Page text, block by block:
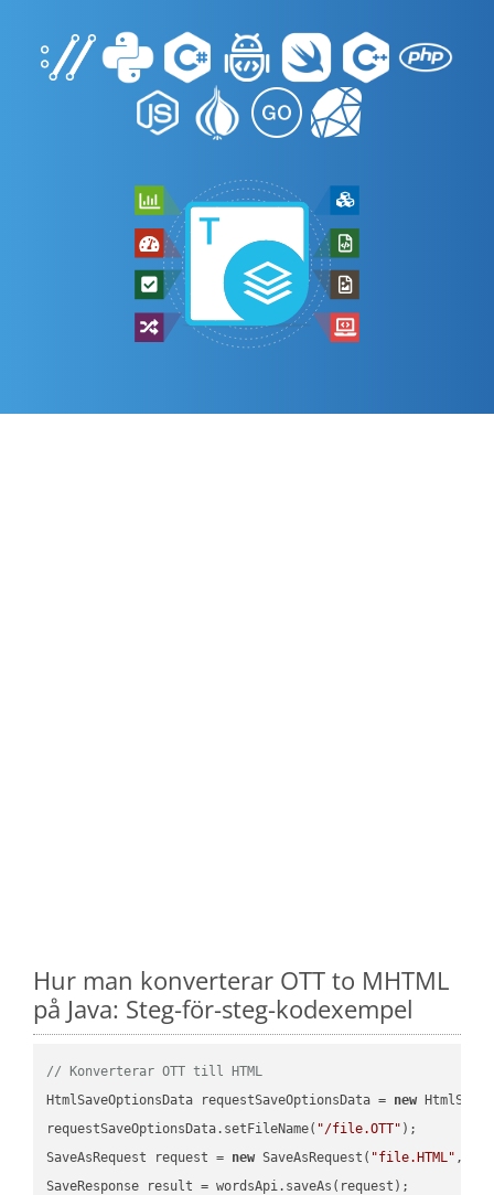
Hur man konverterar OTT to MHTML
på Java: Steg-för-steg-kodexempel
// Konverterar OTT till HTML
HtmlSaveOptionsData requestSaveOptionsData = new
requestSaveOptionsData.setFileName( "/file.OTT" );
SaveAsRequest request = new SaveAsRequest( "file.HTML"
SaveResponse result = wordsApi.saveAs(request);